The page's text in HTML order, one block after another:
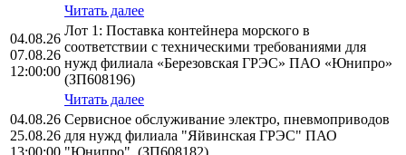
Читать далее
04.08.26
07.08.26
12:00:00
Лот 1: Поставка контейнера морского в
соответствии с техническими требованиями для
нужд филиала «Березовская ГРЭС» ПАО «Юнипро»
(ЗП608196)
Читать далее
04.08.26
25.08.26
13:00:00
Сервисное обслуживание электро, пневмоприводов
для нужд филиала "Яйвинская ГРЭС" ПАО
"Юнипро". (ЗП608182)